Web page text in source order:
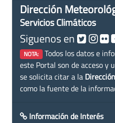
Dirección
Servicios Climáticos
Siguenos en
NOTA: Todos los datos e
este Portal son de acceso y
se solicita citar a la
como la fuente de la
Información de Interés